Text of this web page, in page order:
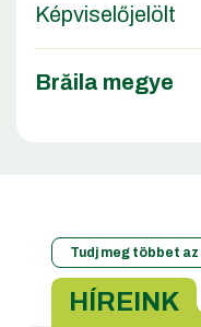
Képviselőjelölt
Brăila megye
HÍREINK
Tudj meg többet